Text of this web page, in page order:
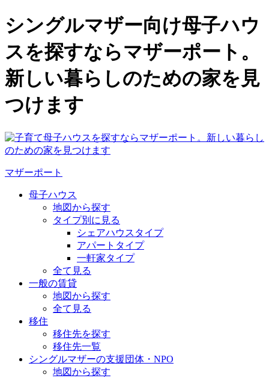
シングルマザー向け母子ハウ
スを探すならマザーポート。
新しい暮らしのための家を見
つけます
マザーポート
母子ハウス
地図から探す
タイプ別に見る
シェアハウスタイプ
アパートタイプ
一軒家タイプ
全て見る
一般の賃貸
地図から探す
全て見る
移住
移住先を探す
移住先一覧
シングルマザーの支援団体・NPO
地図から探す